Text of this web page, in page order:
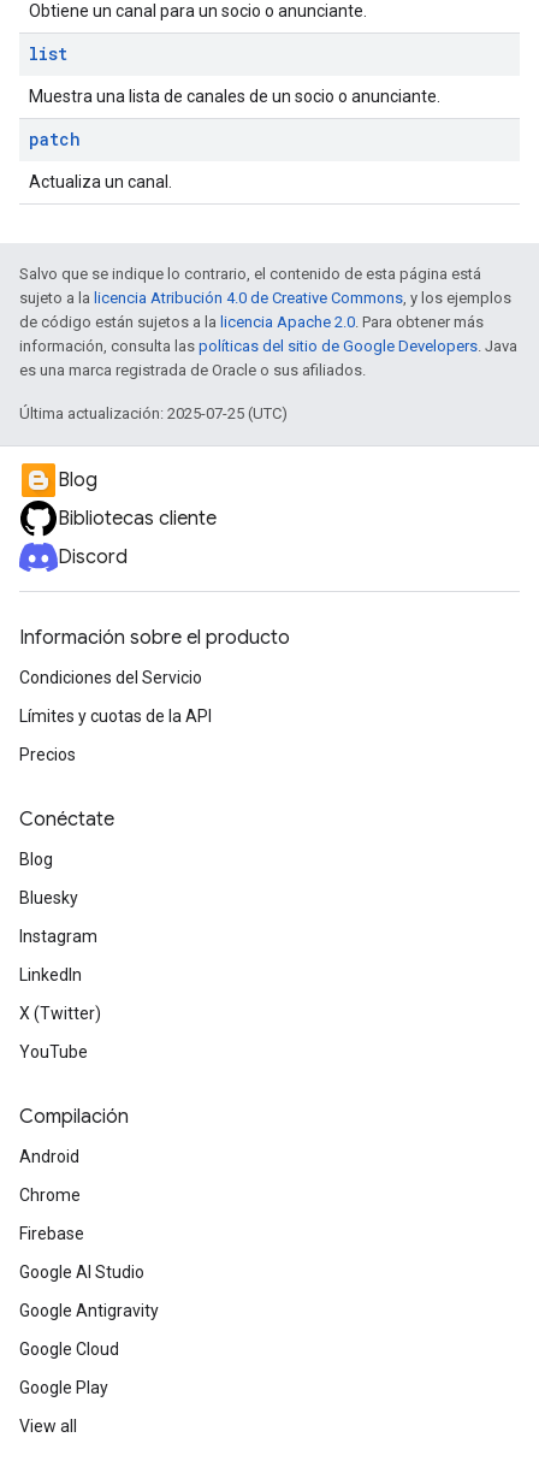
Obtiene un canal para un socio o anunciante.
list
Muestra una lista de canales de un socio o anunciante.
patch
Actualiza un canal.
Salvo que se indique lo contrario, el contenido de esta página está
sujeto a la licencia Atribución 4.0 de Creative Commons, y los ejemplos
de código están sujetos a la licencia Apache 2.0. Para obtener más
información, consulta las políticas del sitio de Google Developers. Java
es una marca registrada de Oracle o sus afiliados.
Última actualización: 2025-07-25 (UTC)
Blog
Bibliotecas cliente
Discord
Información sobre el producto
Condiciones del Servicio
Límites y cuotas de la API
Precios
Conéctate
Blog
Bluesky
Instagram
LinkedIn
X (Twitter)
YouTube
Compilación
Android
Chrome
Firebase
Google AI Studio
Google Antigravity
Google Cloud
Google Play
View all